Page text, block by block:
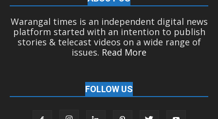
Warangal times is an independent digital news
platform started with an intention to publish
stories & telecast videos on a wide range of
issues. Read More
FOLLOW US